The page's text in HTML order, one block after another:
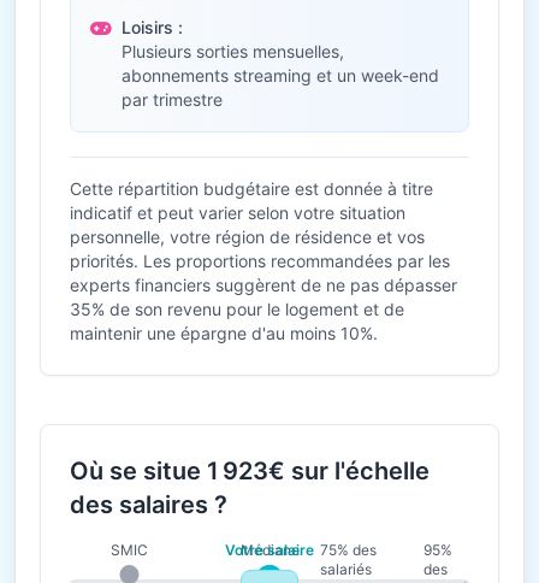
Loisirs :
Plusieurs sorties mensuelles,
abonnements streaming et un week-end
par trimestre
Cette répartition budgétaire est donnée à titre
indicatif et peut varier selon votre situation
personnelle, votre région de résidence et vos
priorités. Les proportions recommandées par les
experts financiers suggèrent de ne pas dépasser
35% de son revenu pour le logement et de
maintenir une épargne d'au moins 10%.
Où se situe 1 923€ sur l'échelle
des salaires ?
SMIC Médiane
75% des
salariés
95%
des
Votre salaire